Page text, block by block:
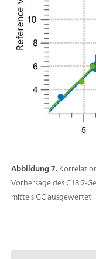
Abbildung 7.
Vorhersage des C18:2-
mittels GC ausgewertet.